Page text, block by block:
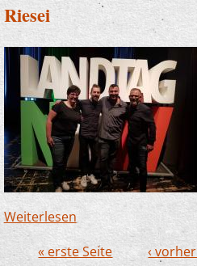
Riesei
Weiterlesen über Landtag
im Riesei
« erste Seite ‹